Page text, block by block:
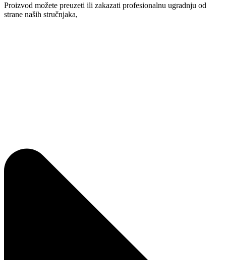
Proizvod možete preuzeti ili zakazati profesionalnu ugradnju od
strane naših stručnjaka,